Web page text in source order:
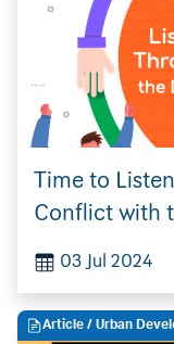
Time to
Conflict with
03 Jul 2024
Article / Urban